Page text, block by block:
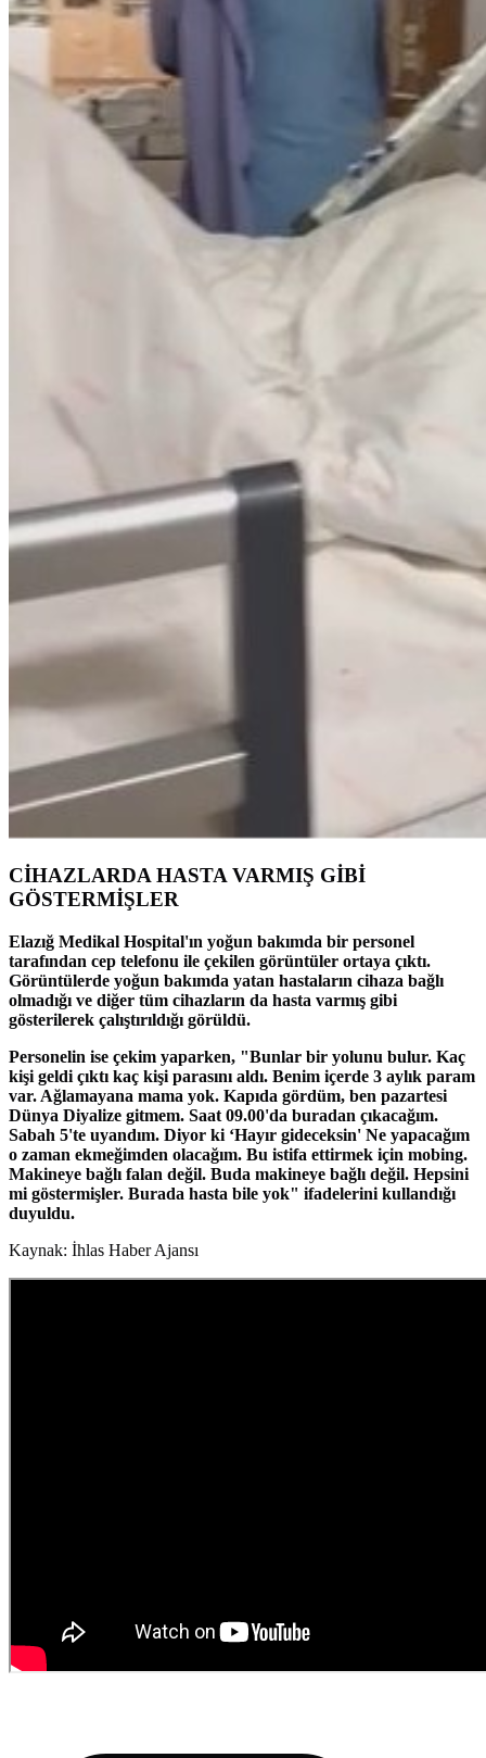
CİHAZLARDA HASTA VARMIŞ GİBİ
GÖSTERMİŞLER
Elazığ Medikal Hospital'ın yoğun bakımda bir personel
tarafından cep telefonu ile çekilen görüntüler ortaya çıktı.
Görüntülerde yoğun bakımda yatan hastaların cihaza bağlı
olmadığı ve diğer tüm cihazların da hasta varmış gibi
gösterilerek çalıştırıldığı görüldü.
Personelin ise çekim yaparken, "Bunlar bir yolunu bulur. Kaç
kişi geldi çıktı kaç kişi parasını aldı. Benim içerde 3 aylık param
var. Ağlamayana mama yok. Kapıda gördüm, ben pazartesi
Dünya Diyalize gitmem. Saat 09.00'da buradan çıkacağım.
Sabah 5'te uyandım. Diyor ki ‘Hayır gideceksin' Ne yapacağım
o zaman ekmeğimden olacağım. Bu istifa ettirmek için mobing.
Makineye bağlı falan değil. Buda makineye bağlı değil. Hepsini
mi göstermişler. Burada hasta bile yok" ifadelerini kullandığı
duyuldu.
Kaynak: İhlas Haber Ajansı